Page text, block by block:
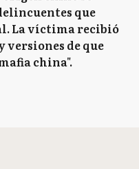
que
La víctima recibió
versiones de que
china".